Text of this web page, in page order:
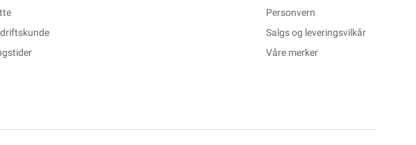
Personvern
Salgs og leveringsvilkår
Våre merker